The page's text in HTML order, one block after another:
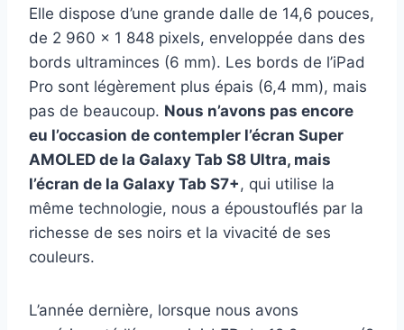
Elle dispose d’une grande dalle de 14,6 pouces,
de 2 960 x 1 848 pixels, enveloppée dans des
bords ultraminces (6 mm). Les bords de l’iPad
Pro sont légèrement plus épais (6,4 mm), mais
pas de beaucoup. Nous n’avons pas encore
eu l’occasion de contempler l’écran Super
AMOLED de la Galaxy Tab S8 Ultra, mais
l’écran de la Galaxy Tab S7+, qui utilise la
même technologie, nous a époustouflés par la
richesse de ses noirs et la vivacité de ses
couleurs.
L’année dernière, lorsque nous avons